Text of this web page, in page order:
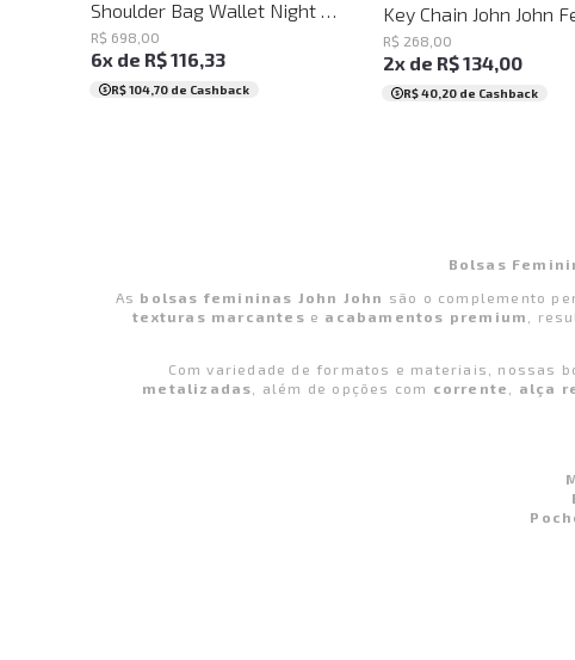
R$ 698 00
6x de R$116,33
R$ 104,70 de Cashback
Key Chain John John
R$ 268 00
2x de R$134,00
R$ 40,20de Cashback
Bolsas
As bolsas femininas John John são o complemento
texturas marcantes e acabamentos premium
,
Com variedade de formatos e materiais, nossas
metalizadas
, além de opções com corrente alça